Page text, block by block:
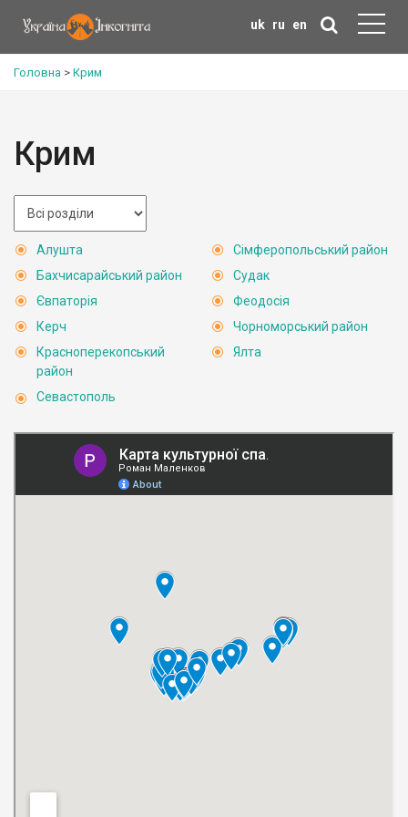
uk ru en
Головна > Крим
Крим
Алушта
Бахчисарайський район
Євпаторія
Керч
Красноперекопський
район
Севастополь
Сімферопольський район
Судак
Феодосія
Чорноморський район
Ялта